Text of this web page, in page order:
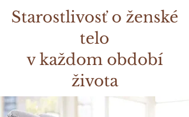
Starostlivosť o ženské
telo
v každom období
života